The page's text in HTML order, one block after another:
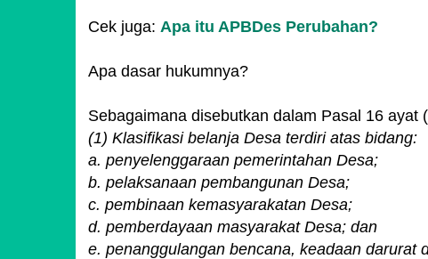
Cek juga: Apa itu APBDes Perubahan?
Apa dasar hukumnya?
Sebagaimana disebutkan dalam Pasal 16 ayat
(1) Klasifikasi belanja Desa terdiri atas bidang:
a. penyelenggaraan pemerintahan Desa;
b. pelaksanaan pembangunan Desa;
c. pembinaan kemasyarakatan Desa;
d. pemberdayaan masyarakat Desa; dan
e. penanggulangan bencana, keadaan darurat